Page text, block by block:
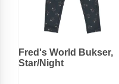
Fred's World Bukser,
Star/Night